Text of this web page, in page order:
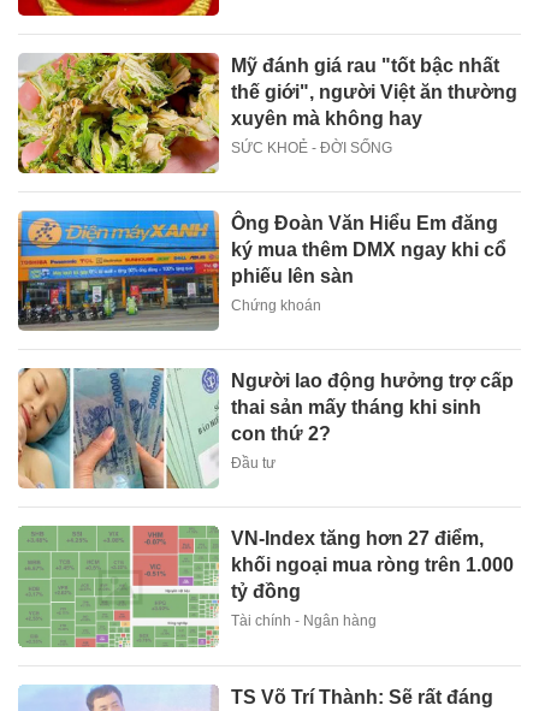
Mỹ đánh giá rau "tốt bậc nhất
thế giới", người Việt ăn thường
xuyên mà không hay
SỨC KHOẺ - ĐỜI SỐNG
Ông Đoàn Văn Hiểu Em đăng
ký mua thêm DMX ngay khi cổ
phiếu lên sàn
Chứng khoán
Người lao động hưởng trợ cấp
thai sản mấy tháng khi sinh
con thứ 2?
Đầu tư
VN-Index tăng hơn 27 điểm,
khối ngoại mua ròng trên 1.000
tỷ đồng
Tài chính - Ngân hàng
TS Võ Trí Thành: Sẽ rất đáng